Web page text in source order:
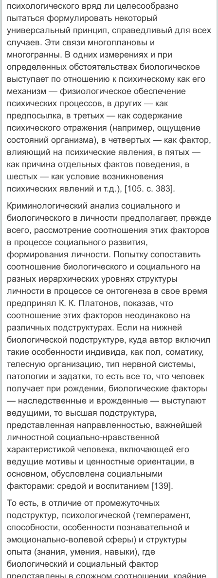
психологического вряд ли целесообразно
пытаться формулировать некоторый
универсальный принцип, справедливый для всех
случаев. Эти связи многоплановы и
многогранны. В одних измерениях и при
определенных обстоятельствах биологическое
выступает по отношению к психическому как его
механизм — физиологическое обеспечение
психических процессов, в других — как
предпосылка, в третьих — как содержание
психического отражения (например, ощущение
состояний организма), в четвертых — как фактор,
влияющий на психические явления, в пятых —
как причина отдельных фактов поведения, в
шестых — как условие возникновения
психических явлений и т.д.), [105. с. 383].
Криминологический анализ социального и
биологического в личности предполагает, прежде
всего, рассмотрение соотношения этих факторов
в процессе социального развития,
формирования личности. Попытку сопоставить
соотношение биологического и социального на
разных иерархических уровнях структуры
личности в процессе се онтогенеза в свое время
предпринял К. К. Платонов, показав, что
соотношение этих факторов неодинаково на
различных подструктурах. Если на нижней
биологической подструктуре, куда автор включил
такие особенности индивида, как пол, соматику,
телесную организацию, тип нервной системы,
патологии и задатки, то есть все то, что человек
получает при рождении, биологические факторы
— наследственные и врожденные — выступают
ведущими, то высшая подструктура,
представленная направленностью, важнейшей
личностной социально-нравственной
характеристикой человека, включающей его
ведущие мотивы и ценностные ориентации, в
основном, обусловлена социальными
факторами: средой и воспитанием [139].
То есть, в отличие от промежуточных
подструктур, психологической (темперамент,
способности, особенности познавательной и
эмоционально-волевой сферы) и структуры
опыта (знания, умения, навыки), где
биологический и социальный фактор
представлены в сложном соотношении, крайние